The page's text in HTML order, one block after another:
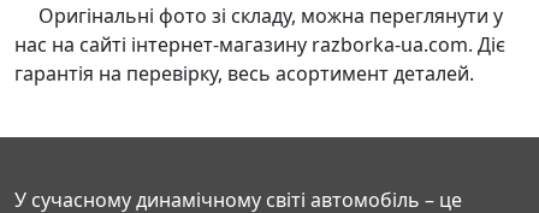
Оригінальні фото зі складу, можна переглянути у
нас на сайті інтернет-магазину razborka-ua.com. Діє
гарантія на перевірку, весь асортимент деталей.
У сучасному динамічному світі автомобіль – це